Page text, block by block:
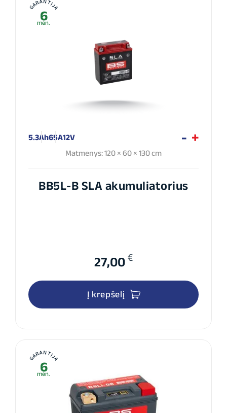
GARANTIJA
6
mėn.
5.3Ah65A12V
Matmenys: 120 × 60 × 130 cm
BB5L-B SLA akumuliatorius
27,00 €
Į krepšelį
GARANTIJA
6
mėn.